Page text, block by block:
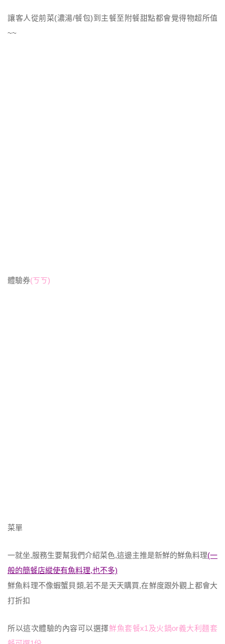
讓客人從前菜(濃湯/餐包)到主餐至附餐甜點都會覺得物超所值
~~
體驗券(ㄎㄎ)
菜單
一就坐,服務生要幫我們介紹菜色,這邊主推是新鮮的鮮魚料理(一
般的簡餐店縱使有魚料理,也不多)
鮮魚料理不像蝦蟹貝類,若不是天天購買,在鮮度跟外觀上都會大
打折扣
所以這次體驗的內容可以選擇鮮魚套餐x1及火鍋or義大利麵套